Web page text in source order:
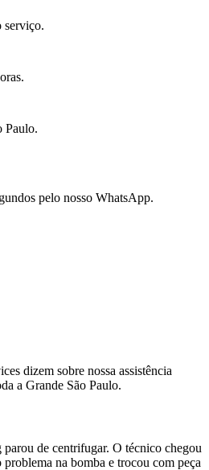
serviço.
Paulo.
pelo nosso WhatsApp.
dizem sobre nossa assistência
a Grande São Paulo.
parou de centrifugar. O técnico chegou
na bomba e trocou com peça